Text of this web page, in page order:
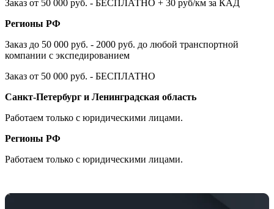
Заказ от 50 000 руб. - БЕСПЛАТНО + 30 руб/км за КАД
Регионы РФ
Заказ до 50 000 руб. - 2000 руб. до любой транспортной
компании с экспедированием
Заказ от 50 000 руб. - БЕСПЛАТНО
Санкт-Петербург и Ленинградская область
Работаем только с юридическими лицами.
Регионы РФ
Работаем только с юридическими лицами.